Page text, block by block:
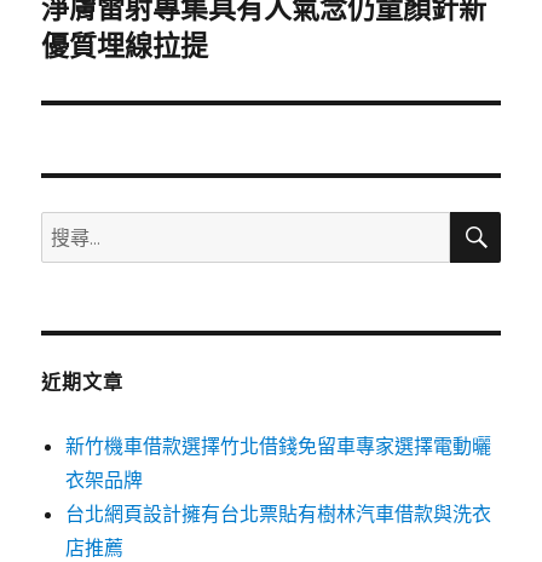
下
一
文
淨膚雷射專集具有人氣念仍童顏針新
優質埋線拉提
搜
尋
鍵
搜
近期文章
新竹機車借款選擇竹北借錢免留車專家選擇電動曬
衣架品牌
台北網頁設計擁有台北票貼有樹林汽車借款與洗衣
店推薦